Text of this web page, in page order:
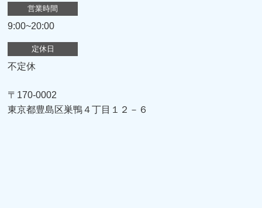
営業時間
9:00~20:00
定休日
不定休
〒170-0002
東京都豊島区巣鴨４丁目１２－６